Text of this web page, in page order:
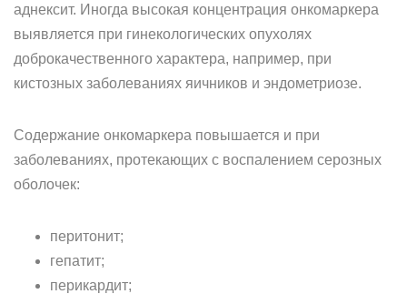
аднексит. Иногда высокая концентрация онкомаркера
выявляется при гинекологических опухолях
доброкачественного характера, например, при
кистозных заболеваниях яичников и эндометриозе.
Содержание онкомаркера повышается и при
заболеваниях, протекающих с воспалением серозных
оболочек:
перитонит;
гепатит;
перикардит;